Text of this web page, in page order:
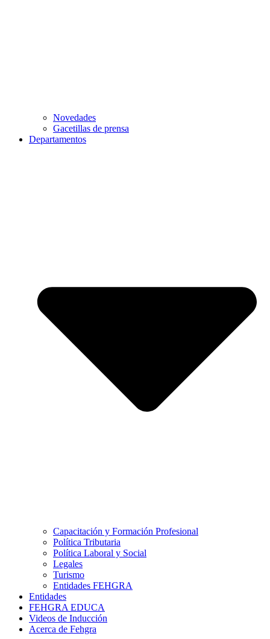
Novedades
Gacetillas de prensa
Departamentos
Capacitación y Formación Profesional
Política Tributaria
Política Laboral y Social
Legales
Turismo
Entidades FEHGRA
Entidades
FEHGRA EDUCA
Videos de Inducción
Acerca de Fehgra